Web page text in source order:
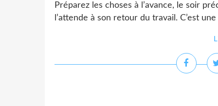
Préparez les choses à l’avance, le soir
l’attende à son retour du travail. C’est